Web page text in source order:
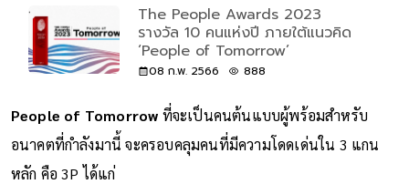
The People Awards 2023
รางวัล 10 คนแห่งปี ภายใต้แนวคิด
‘People of Tomorrow’
08 ก.พ. 2566 888
People of Tomorrow ที่จะเป็นคนต้นแบบผู้พร้อมสำหรับ
อนาคตที่กำลังมานี้ จะครอบคลุมคนที่มีความโดดเด่นใน 3 แกน
หลัก คือ 3P ได้แก่